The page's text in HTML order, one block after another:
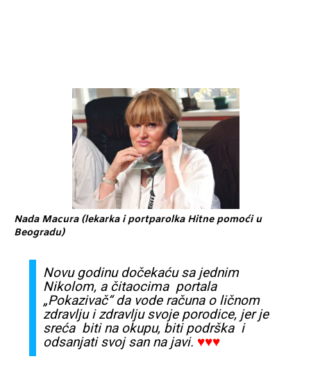
Nada Macura (lekarka i portparolka Hitne pomoći u
Beogradu)
Novu godinu dočekaću sa jednim
Nikolom, a čitaocima portala
„Pokazivač“ da vode računa o ličnom
zdravlju i zdravlju svoje porodice, jer je
sreća biti na okupu, biti podrška i
odsanjati svoj san na javi. ♥♥♥